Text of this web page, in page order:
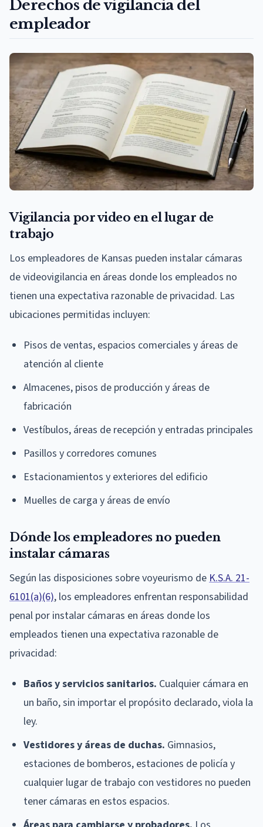
Derechos de vigilancia del
empleador
Vigilancia por video en el lugar de
trabajo
Los empleadores de Kansas pueden instalar cámaras
de videovigilancia en áreas donde los empleados no
tienen una expectativa razonable de privacidad. Las
ubicaciones permitidas incluyen:
Pisos de ventas, espacios comerciales y áreas de
atención al cliente
Almacenes, pisos de producción y áreas de
fabricación
Vestíbulos, áreas de recepción y entradas principales
Pasillos y corredores comunes
Estacionamientos y exteriores del edificio
Muelles de carga y áreas de envío
Dónde los empleadores no pueden
instalar cámaras
Según las disposiciones sobre voyeurismo deK.S.A. 21-
6101(a)(6), los empleadores enfrentan responsabilidad
penal por instalar cámaras en áreas donde los
empleados tienen una expectativa razonable de
privacidad:
Baños y servicios sanitarios. Cualquier cámara en
un baño, sin importar el propósito declarado, viola la
ley.
Vestidores y áreas de duchas. Gimnasios,
estaciones de bomberos, estaciones de policía y
cualquier lugar de trabajo con vestidores no pueden
tener cámaras en estos espacios.